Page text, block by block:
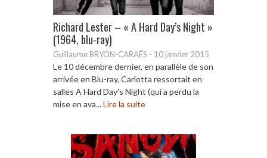
Richard Lester – « A Hard Day’s Night »
(1964, blu-ray)
Guillaume BRYON-CARAËS - 10 janvier 2015
Le 10 décembre dernier, en parallèle de son
arrivée en Blu-ray, Carlotta ressortait en
salles A Hard Day’s Night (qui a perdu la
mise en ava...Lire la suite